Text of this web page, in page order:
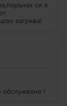
си я
загрява!
обслужване !